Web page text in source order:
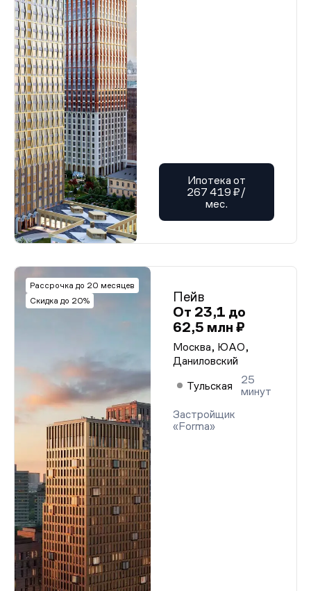
Ипотека от
267 419 ₽/
мес.
Рассрочка до 20 месяцев
Скидка до 20%
Пейв
От 23,1 до
62,5 млн ₽
Москва, ЮАО,
Даниловский
Тульская
25
минут
Застройщик
«Forma»